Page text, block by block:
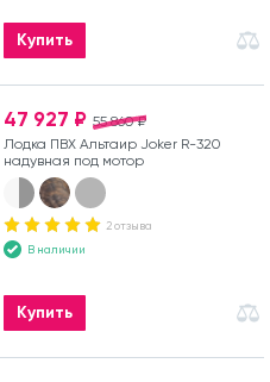
Купить
55 860 ₽
47 927 ₽
Лодка ПВХ Альтаир Joker R-320
надувная под мотор
2 отзыва
В наличии
Купить